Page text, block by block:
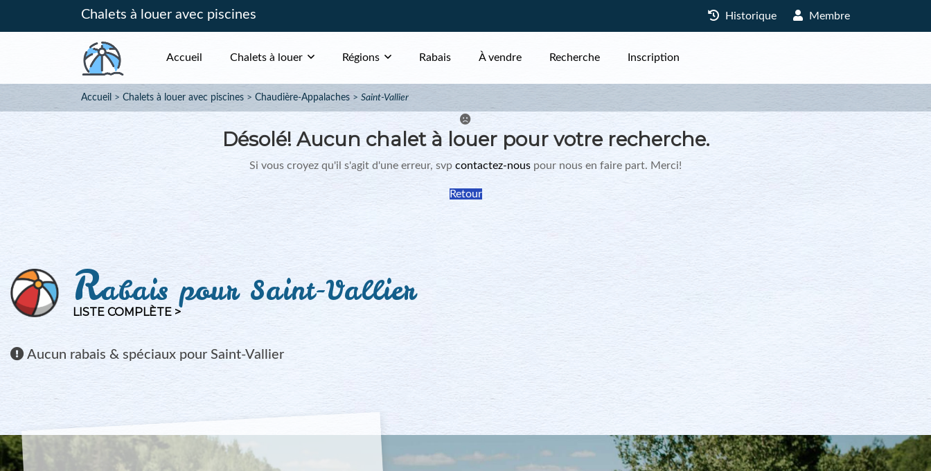
Chalets à louer avec piscines Historique Membre
Accueil Chalets à louer Régions Rabais À vendre Recherche Inscription
Accueil Chalets à louer avec piscines Chaudière-Appalaches Saint-Vallier
Désolé! Aucun chalet à louer pour votre recherche.
Si vous croyez qu'il s'agit d'une erreur, svp contactez-nous pour nous en faire part. Merci!
Retour
Rabais pour Saint-Vallier
LISTE COMPLÈTE >
Aucun rabais & spéciaux pour Saint-Vallier